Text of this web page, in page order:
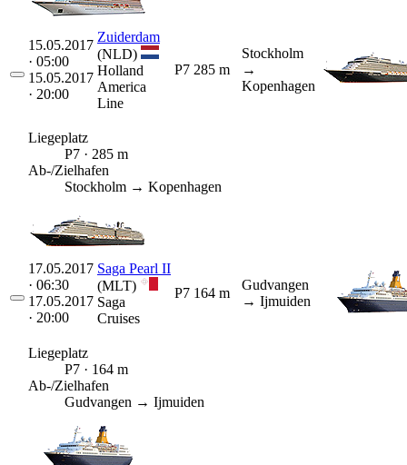
15.05.2017
· 05:00
15.05.2017
· 20:00
Zuiderdam
(NLD)
Holland
America
Line
P7 285 m
Stockholm
→
Kopenhagen
Liegeplatz
P7 · 285 m
Ab-/Zielhafen
Stockholm → Kopenhagen
17.05.2017
· 06:30
17.05.2017
· 20:00
Saga Pearl II
(MLT)
Saga
Cruises
P7 164 m
Gudvangen
→ Ijmuiden
Liegeplatz
P7 · 164 m
Ab-/Zielhafen
Gudvangen → Ijmuiden